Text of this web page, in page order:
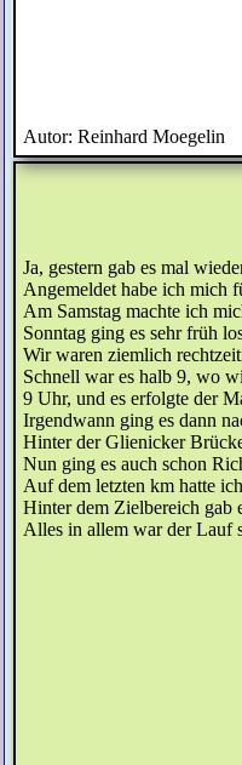
Autor: Reinhard Moegelin
Ja, gestern gab es mal
Angemeldet habe ich mich
Am Samstag machte ich
Sonntag ging es sehr früh
Wir waren ziemlich
Schnell war es halb 9, wo
9 Uhr, und es erfolgte der
Irgendwann ging es dann
Hinter der Glienicker
Nun ging es auch schon
Auf dem letzten km hatte
Hinter dem Zielbereich gab
Alles in allem war der Lauf